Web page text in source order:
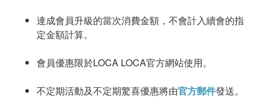
達成會員升級的當次消費金額，不會計入續會的指
定金額計算。
會員優惠限於LOCA LOCA官方網站使用。
不定期活動及不定期驚喜優惠將由官方郵件發送。